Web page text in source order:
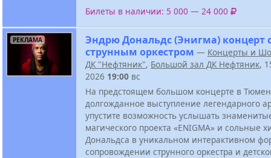
Билеты в наличии: 5 000 — 24 000
РЕКЛАМА
Эндрю Дональдс (Энигма) концерт
струнным оркестром — Концерты и
ДК "Нефтяник", Большой зал ДК Нефтяник,
2026 19:00 вс
На предстоящем большом концерте в
долгожданное выступление легендарного
упустите возможность услышать
магического проекта «ENIGMA» и сольные
Дональдса в уникальном интерактивном
сопровождении струнного оркестра и